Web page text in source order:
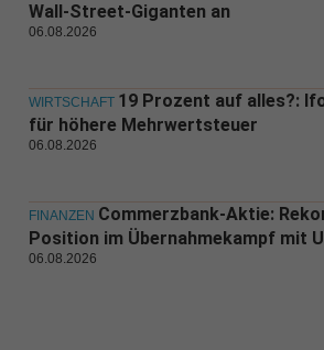
Wall-Street-Giganten an
06.08.2026
WIRTSCHAFT 19 Prozent auf alles?:
für höhere Mehrwertsteuer
06.08.2026
FINANZEN Commerzbank-Aktie:
Position im Übernahmekampf mit
06.08.2026